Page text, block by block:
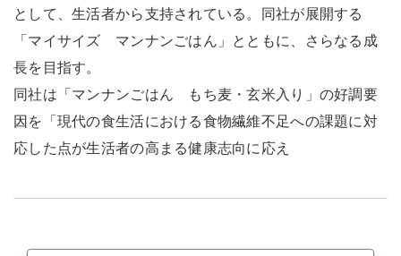
として、生活者から支持されている。同社が展開する
「マイサイズ マンナンごはん」とともに、さらなる成
長を目指す。
同社は「マンナンごはん もち麦・玄米入り」の好調要
因を「現代の食生活における食物繊維不足への課題に対
応した点が生活者の高まる健康志向に応え